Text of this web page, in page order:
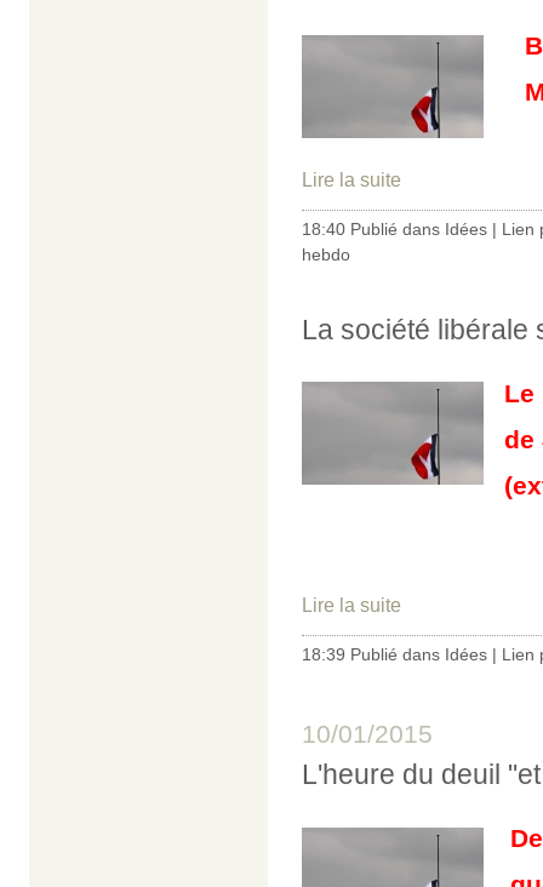
Lire la suite
18:40 Publié dans Idées | Lien
hebdo
La société
Le
de
Lire la suite
18:39 Publié dans Idées | Lien
10/01/2015
L'heure du deuil